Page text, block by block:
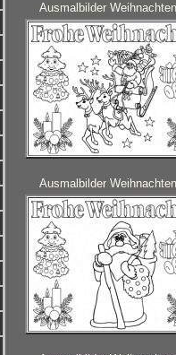
Ausmalbilder
Ausmalbilder